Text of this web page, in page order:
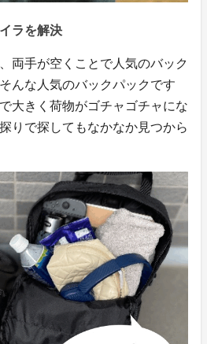
ラを解決
両手が空くことで人気のバック
んな人気のバックパックです
大きく荷物がゴチャゴチャにな
りで探してもなかなか見つから